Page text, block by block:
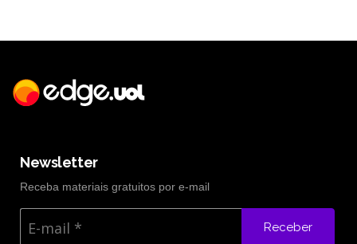
Newsletter
Receba materiais gratuitos por e-mail
Receber